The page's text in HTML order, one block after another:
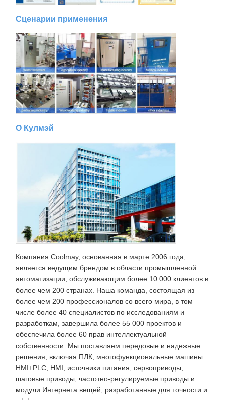
Сценарии применения
О Кулмэй
Компания Coolmay, основанная в марте 2006 года,
является ведущим брендом в области промышленной
автоматизации, обслуживающим более 10 000 клиентов в
более чем 200 странах. Наша команда, состоящая из
более чем 200 профессионалов со всего мира, в том
числе более 40 специалистов по исследованиям и
разработкам, завершила более 55 000 проектов и
обеспечила более 60 прав интеллектуальной
собственности. Мы поставляем передовые и надежные
решения, включая ПЛК, многофункциональные машины
HMI+PLC, HMI, источники питания, сервоприводы,
шаговые приводы, частотно-регулируемые приводы и
модули Интернета вещей, разработанные для точности и